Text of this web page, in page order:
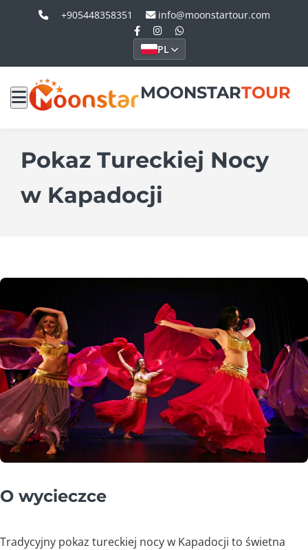
+905448358351 info@moonstartour.com
PL
MOONSTARTOUR
Pokaz Tureckiej Nocy
w Kapadocji
O wycieczce
Tradycyjny pokaz tureckiej nocy w Kapadocji to świetna